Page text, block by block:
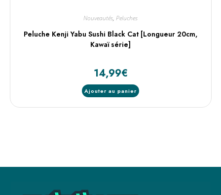
Nouveautés, Peluches
Peluche Kenji Yabu Sushi Black Cat [Longueur 20cm,
Kawaï série]
14,99€
Ajouter au panier